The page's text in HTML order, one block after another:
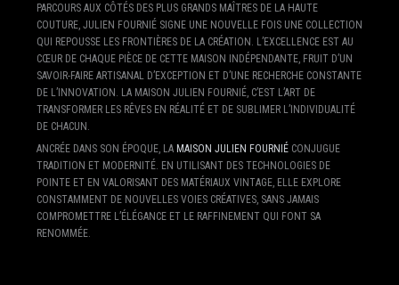
PARCOURS AUX CÔTÉS DES PLUS GRANDS MAÎTRES DE LA HAUTE
COUTURE, JULIEN FOURNIÉ SIGNE UNE NOUVELLE FOIS UNE COLLECTION
QUI REPOUSSE LES FRONTIÈRES DE LA CRÉATION. L’EXCELLENCE EST AU
CŒUR DE CHAQUE PIÈCE DE CETTE MAISON INDÉPENDANTE, FRUIT D’UN
SAVOIR-FAIRE ARTISANAL D’EXCEPTION ET D’UNE RECHERCHE CONSTANTE
DE L’INNOVATION. LA MAISON JULIEN FOURNIÉ, C’EST L’ART DE
TRANSFORMER LES RÊVES EN RÉALITÉ ET DE SUBLIMER L’INDIVIDUALITÉ
DE CHACUN.
ANCRÉE DANS SON ÉPOQUE, LA MAISON JULIEN FOURNIÉCONJUGUE
TRADITION ET MODERNITÉ. EN UTILISANT DES TECHNOLOGIES DE
POINTE ET EN VALORISANT DES MATÉRIAUX VINTAGE, ELLE EXPLORE
CONSTAMMENT DE NOUVELLES VOIES CRÉATIVES, SANS JAMAIS
COMPROMETTRE L’ÉLÉGANCE ET LE RAFFINEMENT QUI FONT SA
RENOMMÉE.